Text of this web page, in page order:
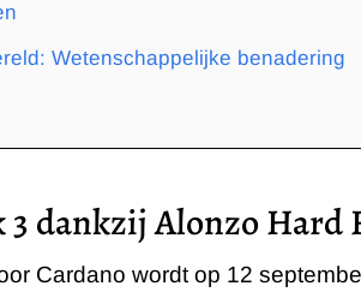
Wetenschappelijke benadering
3 dankzij Alonzo Hard
Cardano wordt op 12